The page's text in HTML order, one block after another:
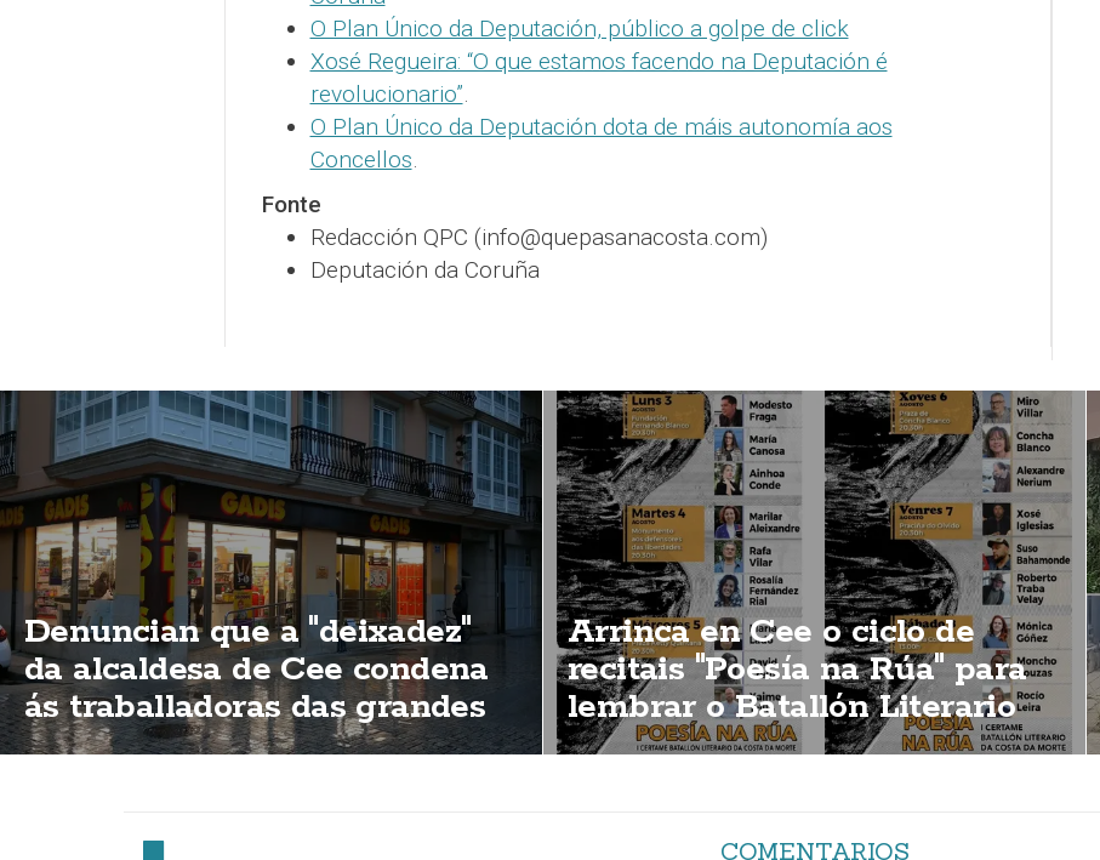
O Plan Único da Deputación, público a golpe de click
Xosé Regueira: “O que estamos facendo na Deputación é
revolucionario”.
O Plan Único da Deputación dota de máis autonomía aos
Concellos.
Fonte
Redacción QPC (info@quepasanacosta.com)
Deputación da Coruña
Denuncian que a "deixadez"
da alcaldesa de Cee condena
ás traballadoras das grandes
superificies a traballar o 15 de
Arrinca en Cee o ciclo de
recitais "Poesía na Rúa" para
lembrar o Batallón Literario
COMENTARIOS